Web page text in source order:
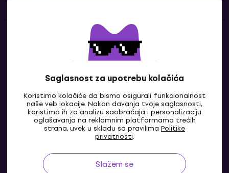
Saglasnost za upotrebu kolačića
Koristimo kolačiće da bismo osigurali funkcionalnost
naše veb lokacije. Nakon davanja tvoje saglasnosti,
koristimo ih za analizu saobraćaja i personalizaciju
oglašavanja na reklamnim platformama trećih
strana, uvek u skladu sa pravilima Politike
privatnosti.
Slažem se
Kontakti
Kontaktiraj nas
RS